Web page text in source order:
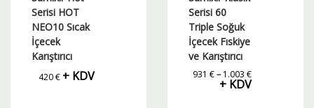
Serisi HOT
NEO10 Sıcak
İçecek
Karıştırıcı
420€ + KDV
Serisi 60
Triple Soğuk
İçecek Fıskiye
ve Karıştırıcı
931 €– 1.003 €Fiyat
aralığı:
+ KDV